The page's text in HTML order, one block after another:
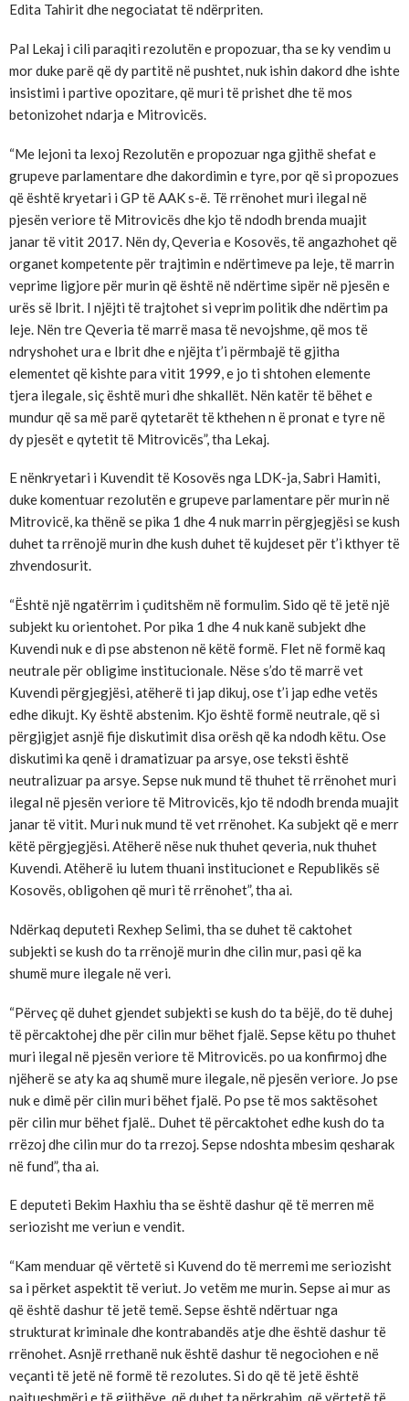
Edita Tahirit dhe negociatat të ndërpriten.
Pal Lekaj i cili paraqiti rezolutën e propozuar, tha se ky vendim u
mor duke parë që dy partitë në pushtet, nuk ishin dakord dhe ishte
insistimi i partive opozitare, që muri të prishet dhe të mos
betonizohet ndarja e Mitrovicës.
“Me lejoni ta lexoj Rezolutën e propozuar nga gjithë shefat e
grupeve parlamentare dhe dakordimin e tyre, por që si propozues
që është kryetari i GP të AAK s-ë. Të rrënohet muri ilegal në
pjesën veriore të Mitrovicës dhe kjo të ndodh brenda muajit
janar të vitit 2017. Nën dy, Qeveria e Kosovës, të angazhohet që
organet kompetente për trajtimin e ndërtimeve pa leje, të marrin
veprime ligjore për murin që është në ndërtime sipër në pjesën e
urës së Ibrit. I njëjti të trajtohet si veprim politik dhe ndërtim pa
leje. Nën tre Qeveria të marrë masa të nevojshme, që mos të
ndryshohet ura e Ibrit dhe e njëjta t’i përmbajë të gjitha
elementet që kishte para vitit 1999, e jo ti shtohen elemente
tjera ilegale, siç është muri dhe shkallët. Nën katër të bëhet e
mundur që sa më parë qytetarët të kthehen n ë pronat e tyre në
dy pjesët e qytetit të Mitrovicës”, tha Lekaj.
E nënkryetari i Kuvendit të Kosovës nga LDK-ja, Sabri Hamiti,
duke komentuar rezolutën e grupeve parlamentare për murin në
Mitrovicë, ka thënë se pika 1 dhe 4 nuk marrin përgjegjësi se kush
duhet ta rrënojë murin dhe kush duhet të kujdeset për t’i kthyer të
zhvendosurit.
“Është një ngatërrim i çuditshëm në formulim. Sido që të jetë një
subjekt ku orientohet. Por pika 1 dhe 4 nuk kanë subjekt dhe
Kuvendi nuk e di pse abstenon në këtë formë. Flet në formë kaq
neutrale për obligime institucionale. Nëse s’do të marrë vet
Kuvendi përgjegjësi, atëherë ti jap dikuj, ose t’i jap edhe vetës
edhe dikujt. Ky është abstenim. Kjo është formë neutrale, që si
përgjigjet asnjë fije diskutimit disa orësh që ka ndodh këtu. Ose
diskutimi ka qenë i dramatizuar pa arsye, ose teksti është
neutralizuar pa arsye. Sepse nuk mund të thuhet të rrënohet muri
ilegal në pjesën veriore të Mitrovicës, kjo të ndodh brenda muajit
janar të vitit. Muri nuk mund të vet rrënohet. Ka subjekt që e merr
këtë përgjegjësi. Atëherë nëse nuk thuhet qeveria, nuk thuhet
Kuvendi. Atëherë iu lutem thuani institucionet e Republikës së
Kosovës, obligohen që muri të rrënohet”, tha ai.
Ndërkaq deputeti Rexhep Selimi, tha se duhet të caktohet
subjekti se kush do ta rrënojë murin dhe cilin mur, pasi që ka
shumë mure ilegale në veri.
“Përveç që duhet gjendet subjekti se kush do ta bëjë, do të duhej
të përcaktohej dhe për cilin mur bëhet fjalë. Sepse këtu po thuhet
muri ilegal në pjesën veriore të Mitrovicës. po ua konfirmoj dhe
njëherë se aty ka aq shumë mure ilegale, në pjesën veriore. Jo pse
nuk e dimë për cilin muri bëhet fjalë. Po pse të mos saktësohet
për cilin mur bëhet fjalë.. Duhet të përcaktohet edhe kush do ta
rrëzoj dhe cilin mur do ta rrezoj. Sepse ndoshta mbesim qesharak
në fund”, tha ai.
E deputeti Bekim Haxhiu tha se është dashur që të merren më
seriozisht me veriun e vendit.
“Kam menduar që vërtetë si Kuvend do të merremi me seriozisht
sa i përket aspektit të veriut. Jo vetëm me murin. Sepse ai mur as
që është dashur të jetë temë. Sepse është ndërtuar nga
strukturat kriminale dhe kontrabandës atje dhe është dashur të
rrënohet. Asnjë rrethanë nuk është dashur të negociohen e në
veçanti të jetë në formë të rezolutes. Si do që të jetë është
pajtueshmëri e të gjithëve, që duhet ta përkrahim, që vërtetë të